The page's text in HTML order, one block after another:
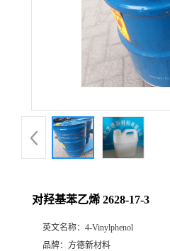
对羟基苯乙烯 2628-17-3
英文名称： 4-Vinylphenol
品牌： 方德新材料